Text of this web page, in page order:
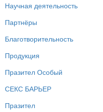
Научная деятельность
Партнёры
Благотворительность
Продукция
Празител Особый
СЕКС БАРЬЕР
Празител